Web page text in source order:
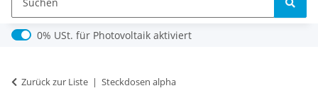
0% USt. für Photovoltaik (§ 12 Abs. 3 UStG)
0% USt. für Photovoltaik aktiviert
Zurück zur Liste Steckdosen alpha